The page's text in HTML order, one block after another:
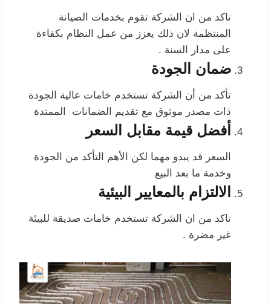
تاكد من ان الشركة تقوم بخدمات الصيانة
المنتظمة لان ذلك يعزز من عمل النظام بكفاءة
على مدار السنة .
ضمان الجودة
تأكد من أن الشركة تستخدم خامات عالية الجودة
ذات مصدر موثوق مع تقديم الضمانات الممتدة
أفضل قيمة مقابل السعر
السعر قد يبدو مهما لكن الأهم التأكد من الجودة
وخدمة ما بعد البيع
الالتزام بالمعايير البيئية
تاكد من ان الشركة تستخدم خامات صديقة للبيئة
غير مضرة .